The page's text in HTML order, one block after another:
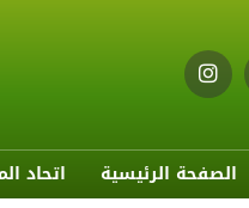
الصفحة الرئيسية اتحاد